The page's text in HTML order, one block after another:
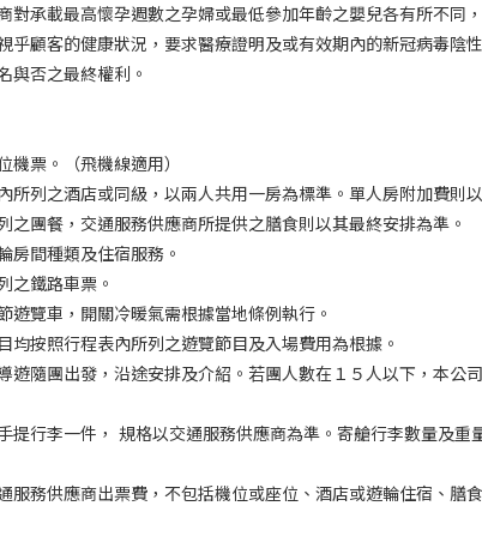
對承載最高懷孕週數之孕婦或最低參加年齡之嬰兒各有所不同
乎顧客的健康狀況，要求醫療證明及或有效期內的新冠病毒陰
與否之最終權利。
機票。（飛機線適用）
所列之酒店或同級，以兩人共用一房為標準。單人房附加費則以
之團餐，交通服務供應商所提供之膳食則以其最終安排為準。
房間種類及住宿服務。
之鐵路車票。
遊覽車，開關冷暖氣需根據當地條例執行。
均按照行程表內所列之遊覽節目及入場費用為根據。
遊隨團出發，沿途安排及介紹。若團人數在１５人以下，本公
提行李一件， 規格以交通服務供應商為準。寄艙行李數量及
服務供應商出票費，不包括機位或座位、酒店或遊輪住宿、膳